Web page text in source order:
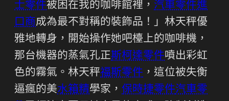
士零件被困在我的咖啡館裡， 汽車零件進
口商成為最不對稱的裝飾品！」林天秤優
雅地轉身，開始操作她吧檯上的咖啡機，
那台機器的蒸氣孔正斯柯達零件噴出彩虹
色的霧氣。林天秤福斯零件 ，這位被失衡
逼瘋的美水箱精學家， 保時捷零件汽車零